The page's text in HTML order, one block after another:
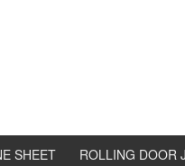
SHEET ROLLING DOOR